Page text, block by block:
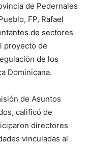
de Pedernales
FP, Rafael
de sectores
proyecto de
de los
Dominicana.
de Asuntos
calificó de
directores
vinculadas al